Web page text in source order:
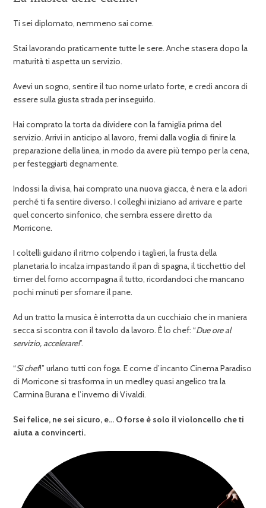
Ti sei diplomato, nemmeno sai come.
Stai lavorando praticamente tutte le sere. Anche stasera dopo la
maturità ti aspetta un servizio.
Avevi un sogno, sentire il tuo nome urlato forte, e credi ancora di
essere sulla giusta strada per inseguirlo.
Hai comprato la torta da dividere con la famiglia prima del
servizio. Arrivi in anticipo al lavoro, fremi dalla voglia di finire la
preparazione della linea, in modo da avere più tempo per la cena,
per festeggiarti degnamente.
Indossi la divisa, hai comprato una nuova giacca, è nera e la adori
perché ti fa sentire diverso. I colleghi iniziano ad arrivare e parte
quel concerto sinfonico, che sembra essere diretto da
Morricone.
I coltelli guidano il ritmo colpendo i taglieri, la frusta della
planetaria lo incalza impastando il pan di spagna, il ticchettio del
timer del forno accompagna il tutto, ricordandoci che mancano
pochi minuti per sfornare il pane.
Ad un tratto la musica è interrotta da un cucchiaio che in maniera
secca si scontra con il tavolo da lavoro. È lo chef: “Due ore al
servizio, accelerare!”.
“Sì chef!” urlano tutti con foga. E come d’incanto Cinema Paradiso
di Morricone si trasforma in un medley quasi angelico tra la
Carmina Burana e l’inverno di Vivaldi.
Sei felice, ne sei sicuro, e… O forse è solo il violoncello che ti
aiuta a convincerti.